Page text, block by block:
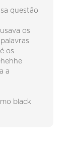
questão
os
os
a
black